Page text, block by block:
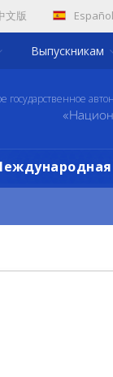
文版 Español
Выпускникам
государственное